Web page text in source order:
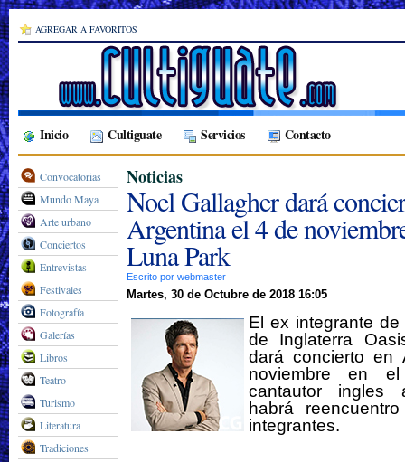
AGREGAR A FAVORITOS
Inicio Cultiguate Servicios Contacto
Noticias
Noel Gallagher dará
Argentina el 4 de
Luna Park
Escrito por webmaster
Martes, 30 de Octubre de 2018 16:05
El ex integrante
de Inglaterra
dará concierto en
noviembre en
cantautor ingles
habrá
integrantes.
Convocatorias
Mundo Maya
Arte urbano
Conciertos
Entrevistas
Festivales
Fotografía
Galerías
Libros
Teatro
Turismo
Literatura
Tradiciones